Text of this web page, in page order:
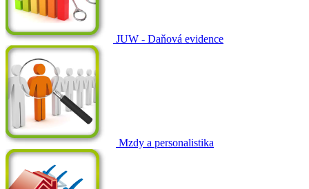
JUW - Daňová evidence
Mzdy a personalistika